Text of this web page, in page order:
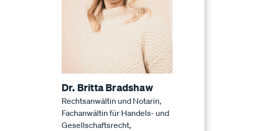
Dr. Britta Bradshaw
Rechtsanwältin und Notarin,
Fachanwältin für Handels- und
Gesellschaftsrecht,